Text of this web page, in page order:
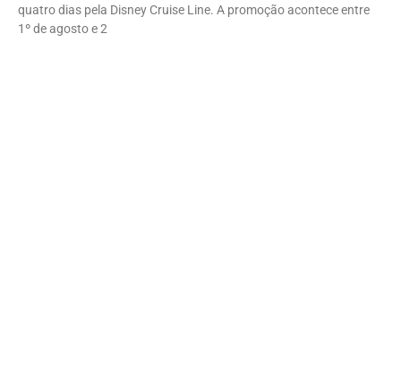
quatro dias pela Disney Cruise Line. A promoção acontece entre
1º de agosto e 2